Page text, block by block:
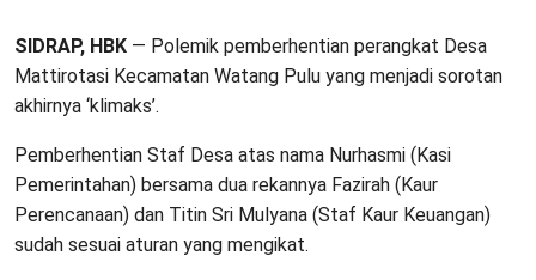
SIDRAP, HBK — Polemik pemberhentian perangkat Desa
Mattirotasi Kecamatan Watang Pulu yang menjadi sorotan
akhirnya ‘klimaks’.
Pemberhentian Staf Desa atas nama Nurhasmi (Kasi
Pemerintahan) bersama dua rekannya Fazirah (Kaur
Perencanaan) dan Titin Sri Mulyana (Staf Kaur Keuangan)
sudah sesuai aturan yang mengikat.